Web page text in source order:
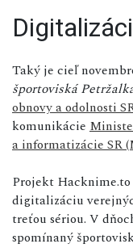
Taký je cieľ
športoviská
obnovy a odolnosti
komunikácie
a informatizácie SR
Projekt
digitalizáciu
treťou sériou. V
spomínaný